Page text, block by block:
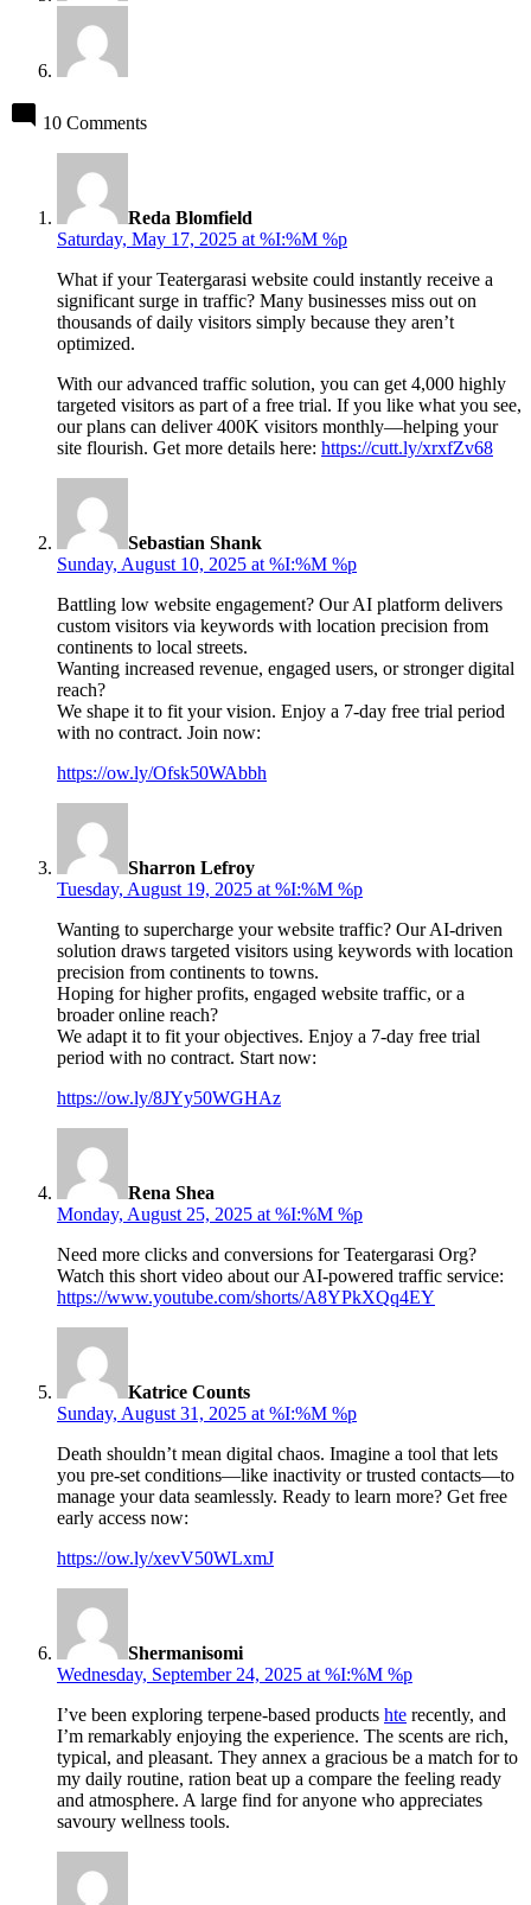
10 Comments
Reda Blomfield
Saturday, May 17, 2025 at %I:%M %p
What if your Teatergarasi website could instantly receive a
significant surge in traffic? Many businesses miss out on
thousands of daily visitors simply because they aren’t
optimized.
With our advanced traffic solution, you can get 4,000 highly
targeted visitors as part of a free trial. If you like what you see,
our plans can deliver 400K visitors monthly—helping your
site flourish. Get more details here: https://cutt.ly/xrxfZv68
Sebastian Shank
Sunday, August 10, 2025 at %I:%M %p
Battling low website engagement? Our AI platform delivers
custom visitors via keywords with location precision from
continents to local streets.
Wanting increased revenue, engaged users, or stronger digital
reach?
We shape it to fit your vision. Enjoy a 7-day free trial period
with no contract. Join now:
https://ow.ly/Ofsk50WAbbh
Sharron Lefroy
Tuesday, August 19, 2025 at %I:%M %p
Wanting to supercharge your website traffic? Our AI-driven
solution draws targeted visitors using keywords with location
precision from continents to towns.
Hoping for higher profits, engaged website traffic, or a
broader online reach?
We adapt it to fit your objectives. Enjoy a 7-day free trial
period with no contract. Start now:
https://ow.ly/8JYy50WGHAz
Rena Shea
Monday, August 25, 2025 at %I:%M %p
Need more clicks and conversions for Teatergarasi Org?
Watch this short video about our AI-powered traffic service:
https://www.youtube.com/shorts/A8YPkXQq4EY
Katrice Counts
Sunday, August 31, 2025 at %I:%M %p
Death shouldn’t mean digital chaos. Imagine a tool that lets
you pre-set conditions—like inactivity or trusted contacts—to
manage your data seamlessly. Ready to learn more? Get free
early access now:
https://ow.ly/xevV50WLxmJ
Shermanisomi
Wednesday, September 24, 2025 at %I:%M %p
I’ve been exploring terpene-based products hte recently, and
I’m remarkably enjoying the experience. The scents are rich,
typical, and pleasant. They annex a gracious be a match for to
my daily routine, ration beat up a compare the feeling ready
and atmosphere. A large find for anyone who appreciates
savoury wellness tools.